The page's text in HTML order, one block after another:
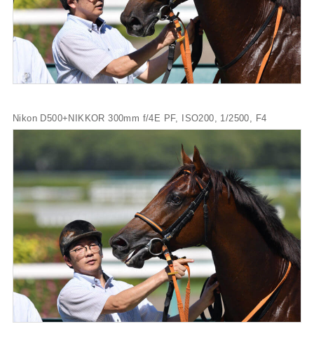
Nikon D500+NIKKOR 300mm f/4E PF, ISO200, 1/2500, F4